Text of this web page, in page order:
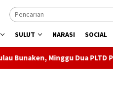
SULUT NARASI SOCIAL
Dua PLTD Pulih Total